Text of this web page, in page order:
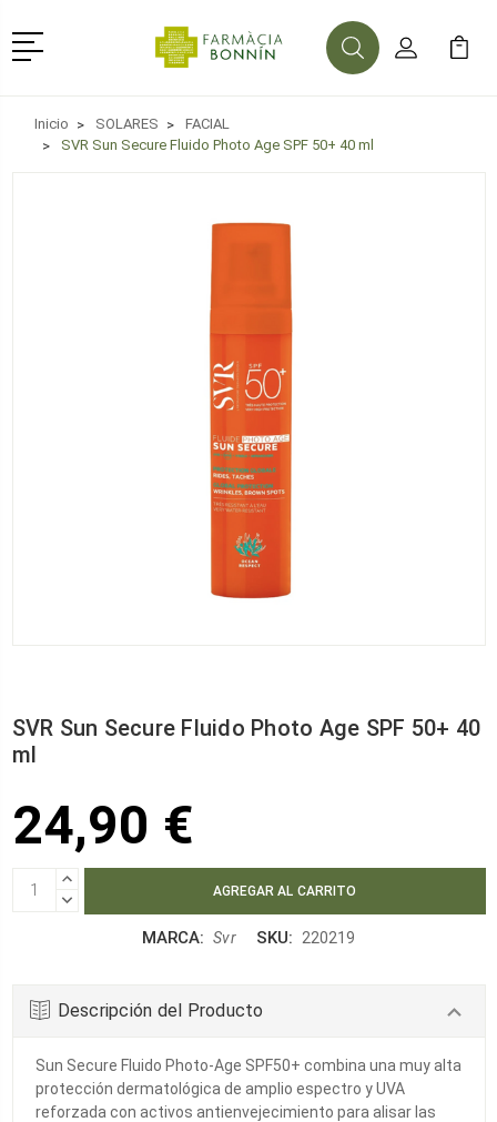
Menú
BuscarMi Cuenta
Mi
Inicio SOLARES
FACIAL
SVR Sun Secure Fluido Photo Age SPF 50+ 40 ml
SVR Sun Secure Fluido Photo Age SPF 50+ 40
ml
24,90 €
AUMENTAR
CANTIDAD:
DISMINUIR
MARCA: Svr SKU: 220219
Descripción del Producto
Sun Secure Fluido Photo-Age SPF50+ combina una muy alta
protección dermatológica de amplio espectro y UVA
reforzada con activos antienvejecimiento para alisar las